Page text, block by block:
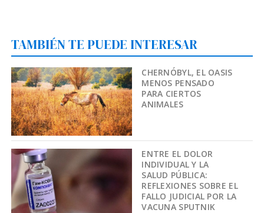
TAMBIÉN TE PUEDE INTERESAR
CHERNÓBYL, EL OASIS
MENOS PENSADO
PARA CIERTOS
ANIMALES
ENTRE EL DOLOR
INDIVIDUAL Y LA
SALUD PÚBLICA:
REFLEXIONES SOBRE EL
FALLO JUDICIAL POR LA
VACUNA SPUTNIK